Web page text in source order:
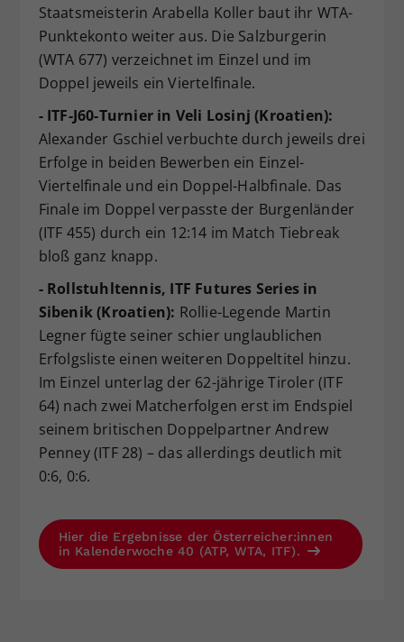
Staatsmeisterin Arabella Koller baut ihr WTA-
Punktekonto weiter aus. Die Salzburgerin
(WTA 677) verzeichnet im Einzel und im
Doppel jeweils ein Viertelfinale.
- ITF-J60-Turnier in Veli Losinj (Kroatien):
Alexander Gschiel verbuchte durch jeweils drei
Erfolge in beiden Bewerben ein Einzel-
Viertelfinale und ein Doppel-Halbfinale. Das
Finale im Doppel verpasste der Burgenländer
(ITF 455) durch ein 12:14 im Match Tiebreak
bloß ganz knapp.
- Rollstuhltennis, ITF Futures Series in
Sibenik (Kroatien): Rollie-Legende Martin
Legner fügte seiner schier unglaublichen
Erfolgsliste einen weiteren Doppeltitel hinzu.
Im Einzel unterlag der 62-jährige Tiroler (ITF
64) nach zwei Matcherfolgen erst im Endspiel
seinem britischen Doppelpartner Andrew
Penney (ITF 28) – das allerdings deutlich mit
0:6, 0:6.
Hier die Ergebnisse der Österreicher:innen
in Kalenderwoche 40 (ATP, WTA, ITF).